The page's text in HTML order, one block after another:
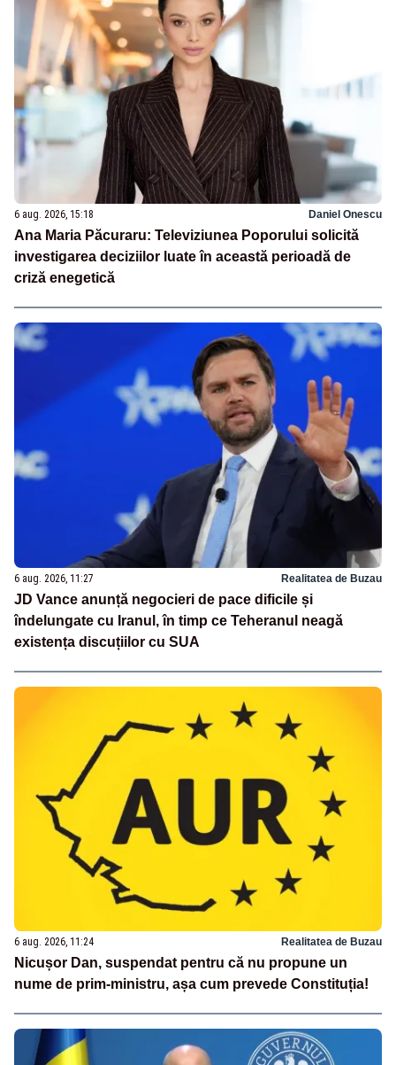
6 aug. 2026, 15:18 Daniel Onescu
Ana Maria Păcuraru: Televiziunea Poporului solicită
investigarea deciziilor luate în această perioadă de
criză enegetică
6 aug. 2026, 11:27 Realitatea de Buzau
JD Vance anunță negocieri de pace dificile și
îndelungate cu Iranul, în timp ce Teheranul neagă
existența discuțiilor cu SUA
6 aug. 2026, 11:24 Realitatea de Buzau
Nicușor Dan, suspendat pentru că nu propune un
nume de prim-ministru, așa cum prevede Constituția!